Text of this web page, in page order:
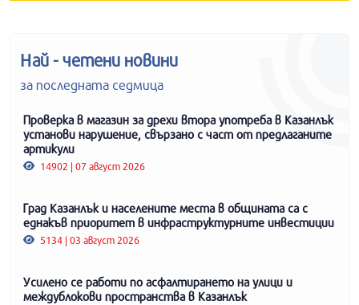
Най - четени новини
за последната седмица
Проверка в магазин за дрехи втора употреба в Казанлък
установи нарушение, свързано с част от предлаганите
артикули
14902 | 07 август 2026
Град Казанлък и населените места в общината са с
еднакъв приоритет в инфраструктурните инвестиции
5134 | 03 август 2026
Усилено се работи по асфалтирането на улици и
междублокови пространства в Казанлък